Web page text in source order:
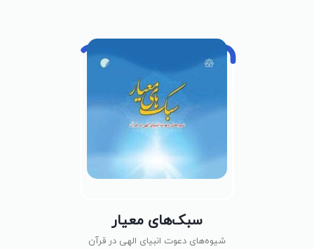
سبک‌های معیار
شیوه‌های دعوت انبیای الهی در قرآن